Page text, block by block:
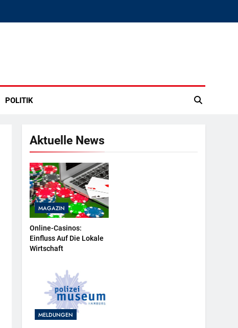
POLITIK
Aktuelle News
MAGAZIN
Online-Casinos:
Einfluss Auf Die Lokale
Wirtschaft
MELDUNGEN